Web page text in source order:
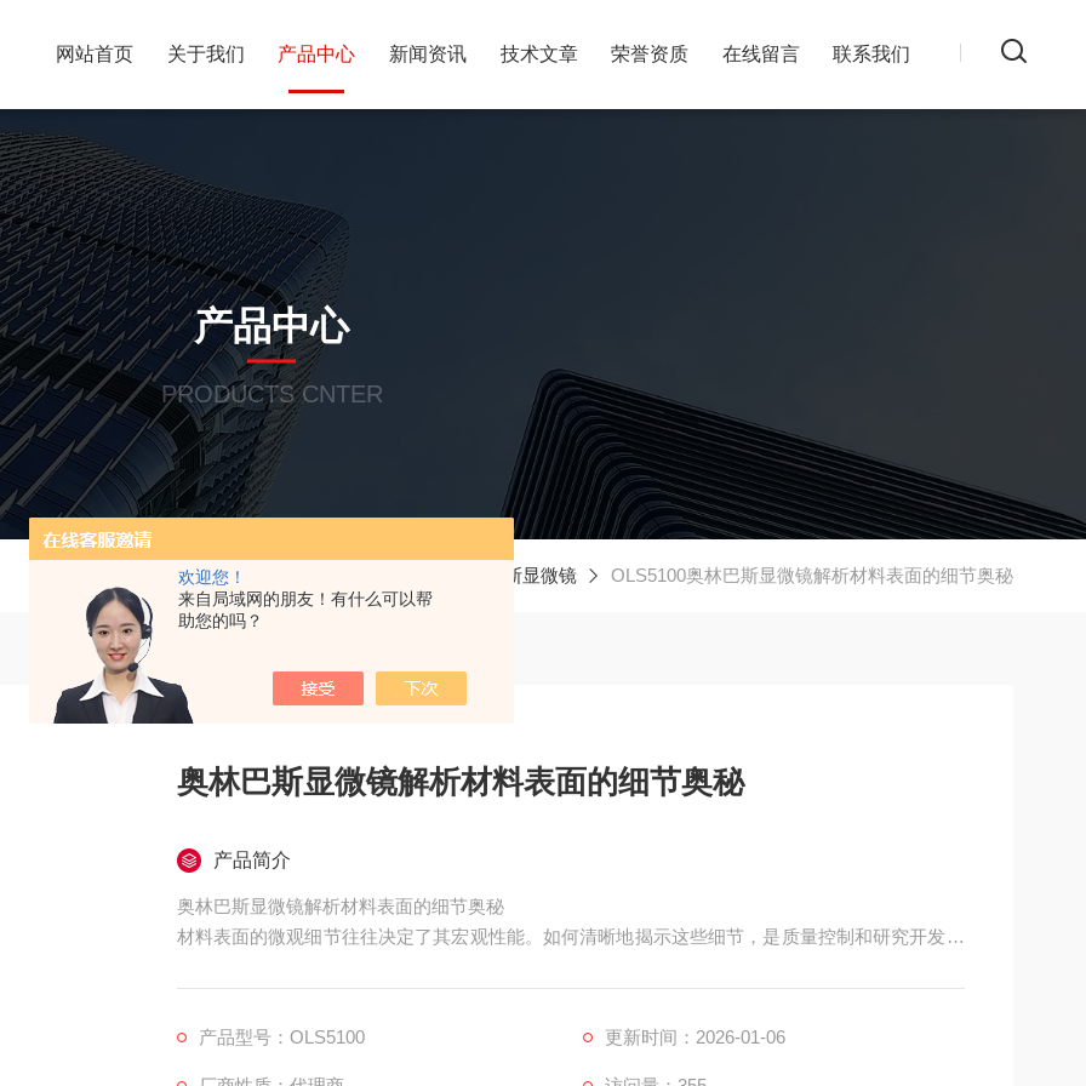
欢迎您！
来自局域网的朋友！有什么可以帮
助您的吗？
网站首页 关于我们 产品中心 新闻资讯 技术文章 荣誉资质 在线留言 联系我们
产品中心
PRODUCTS CNTER
首页 产品中心 奥林巴斯显微镜 OLS5100奥林巴斯显微镜解析材料表面的细节奥秘
奥林巴斯显微镜解析材料表面的细节奥秘
产品简介
奥林巴斯显微镜解析材料表面的细节奥秘
材料表面的微观细节往往决定了其宏观性能。如何清晰地揭示这些细节，是质量控制和研究开发的
产品型号：OLS5100
更新时间：2026-01-06